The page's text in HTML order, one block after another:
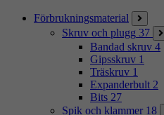
Förbrukningsmaterial
Skruv och plugg 37
Bandad skruv 4
Gipsskruv 1
Träskruv 1
Expanderbult 2
Bits 27
Spik och klammer 18